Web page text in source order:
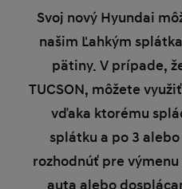
Svoj nový Hyundai
našim Ľahkým
pätiny. V prípade,
TUCSON, môžete
vďaka ktorému
splátku a po 3
rozhodnúť pre